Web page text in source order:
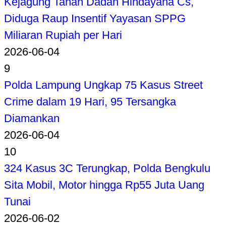
Diduga Raup Insentif Yayasan SPPG
Miliaran Rupiah per Hari
2026-06-04
9
Polda Lampung Ungkap 75 Kasus Street
Crime dalam 19 Hari, 95 Tersangka
Diamankan
2026-06-04
10
324 Kasus 3C Terungkap, Polda Bengkulu
Sita Mobil, Motor hingga Rp55 Juta Uang
Tunai
2026-06-02